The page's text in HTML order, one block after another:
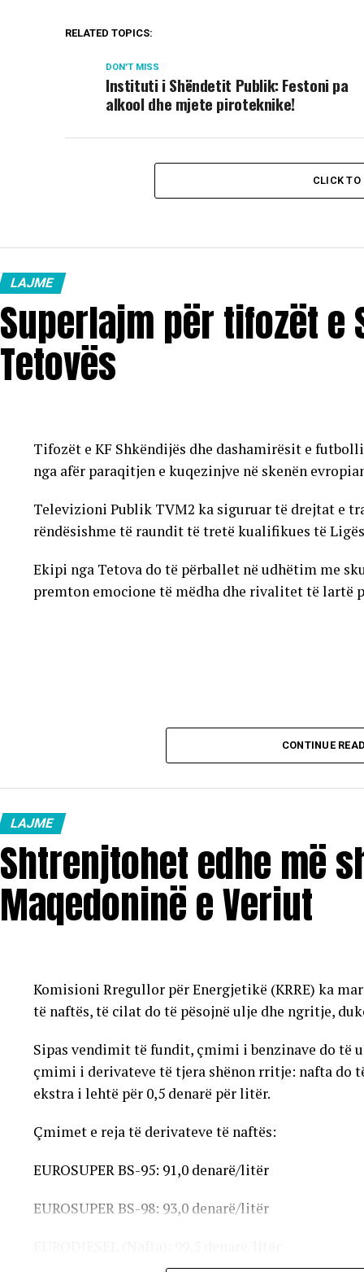
RELATED TOPICS:
DON'T MISS
Instituti i Shëndetit Publik: Festoni pa
alkool dhe mjete piroteknike!
CLICK
LAJME
Superlajm për tifozët e
Tetovës
Tifozët e KF Shkëndijës dhe dashamirësit e
nga afër paraqitjen e kuqezinjve në skenën
Televizioni Publik TVM2 ka siguruar të drejtat e
rëndësishme të raundit të tretë kualifikues të Ligës
Ekipi nga Tetova do të përballet në udhëtim me
premton emocione të mëdha dhe rivalitet të lartë
CONTINUE
LAJME
Shtrenjtohet edhe më
Maqedoninë e Veriut
Komisioni Rregullor për Energjetikë (KRRE) ka
të naftës, të cilat do të pësojnë ulje dhe ngritje,
Sipas vendimit të fundit, çmimi i benzinave do të
çmimi i derivateve të tjera shënon rritje: nafta do
ekstra i lehtë për 0,5 denarë për litër.
Çmimet e reja të derivateve të naftës:
EUROSUPER BS-95: 91,0 denarë/litër
EUROSUPER BS-98: 93,0 denarë/litër